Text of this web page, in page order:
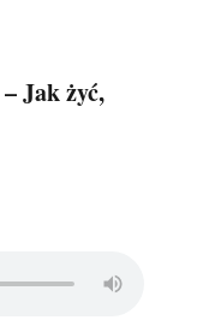
Jak żyć,